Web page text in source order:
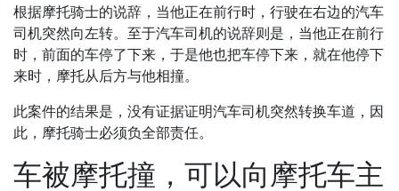
根据摩托骑士的说辞，当他正在前行时，行驶在右边的汽车
司机突然向左转。至于汽车司机的说辞则是，当他正在前行
时，前面的车停了下来，于是他也把车停下来，就在他停下
来时，摩托从后方与他相撞。
此案件的结果是，没有证据证明汽车司机突然转换车道，因
此，摩托骑士必须负全部责任。
车被摩托撞，可以向摩托车主